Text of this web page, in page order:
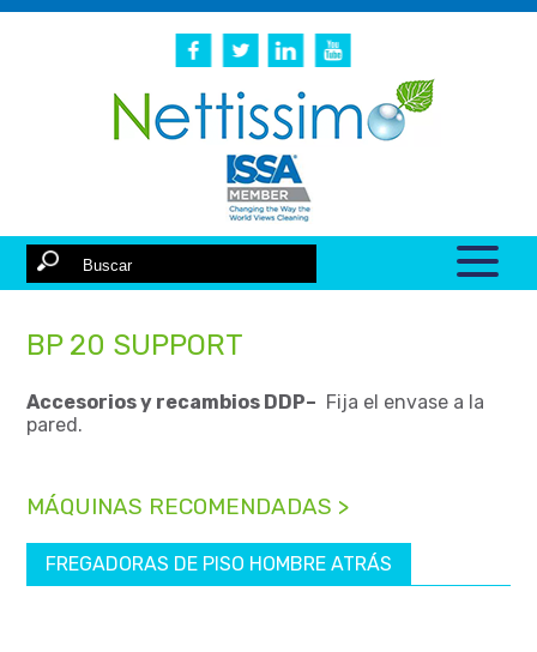
BP 20 SUPPORT
Accesorios y recambios DDP– Fija el envase a la
pared.
MÁQUINAS RECOMENDADAS >
FREGADORAS DE PISO HOMBRE ATRÁS